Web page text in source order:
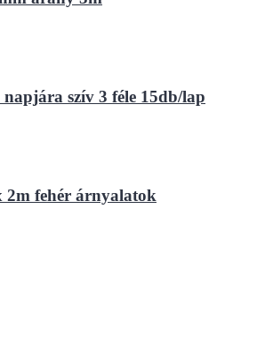
szív 3 féle 15db/lap
2m fehér árnyalatok